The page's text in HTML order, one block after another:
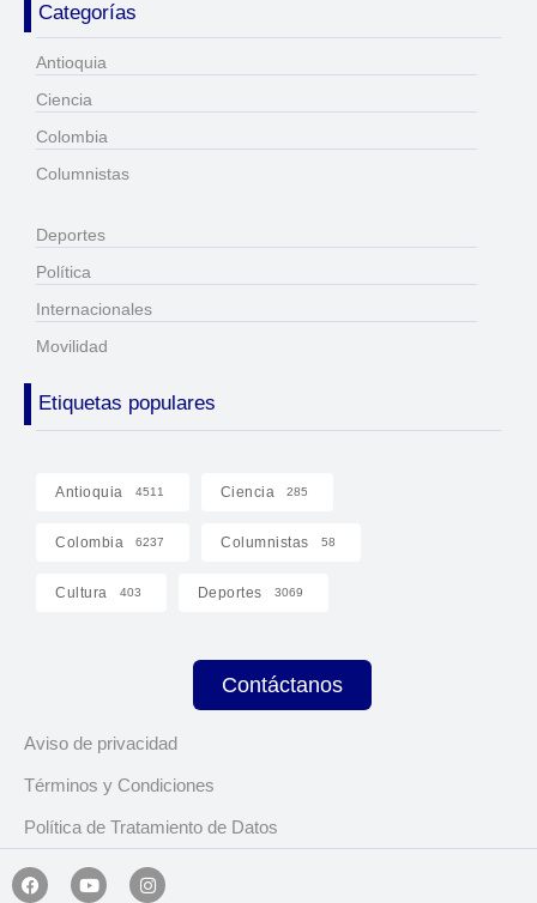
Categorías
Antioquia
Ciencia
Colombia
Columnistas
Deportes
Política
Internacionales
Movilidad
Etiquetas populares
Antioquia 4511 Ciencia 285
Colombia 6237 Columnistas 58
Cultura 403 Deportes 3069
Contáctanos
Aviso de privacidad
Términos y Condiciones
Política de Tratamiento de Datos